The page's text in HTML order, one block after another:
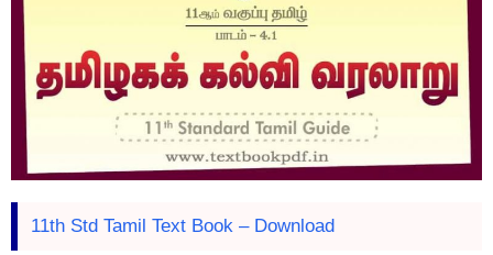
11th Std Tamil Text Book – Download